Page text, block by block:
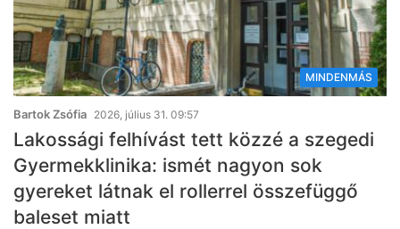
MINDENMÁS
Bartok Zsófia 2026, július 31. 09:57
Lakossági felhívást tett közzé a szegedi
Gyermekklinika: ismét nagyon sok
gyereket látnak el rollerrel összefüggő
baleset miatt